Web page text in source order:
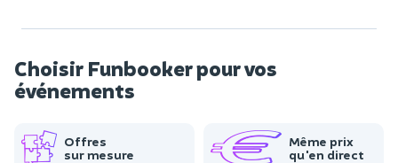
Choisir Funbooker pour vos
événements
Offres
sur mesure
Même prix
qu'en direct